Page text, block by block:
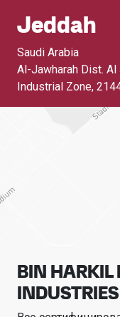
Jeddah
Saudi Arabia
Al-Jawharah Dist. Al
Industrial Zone,
BIN HARKIL
INDUSTRIES